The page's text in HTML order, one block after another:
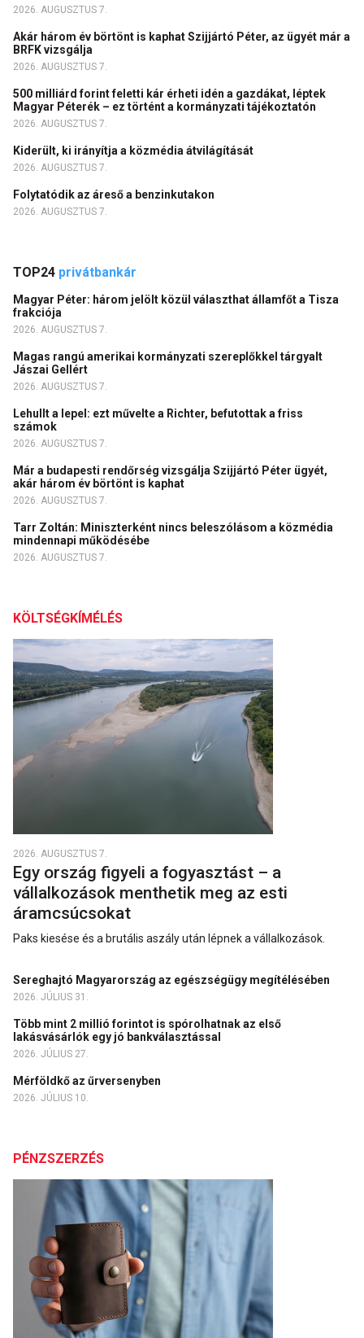
2026. AUGUSZTUS 7.
Akár három év börtönt is kaphat Szijjártó Péter, az ügyét már a
BRFK vizsgálja
2026. AUGUSZTUS 7.
500 milliárd forint feletti kár érheti idén a gazdákat, léptek
Magyar Péterék – ez történt a kormányzati tájékoztatón
2026. AUGUSZTUS 7.
Kiderült, ki irányítja a közmédia átvilágítását
2026. AUGUSZTUS 7.
Folytatódik az áreső a benzinkutakon
2026. AUGUSZTUS 7.
TOP24 privátbankár
Magyar Péter: három jelölt közül választhat államfőt a Tisza
frakciója
2026. AUGUSZTUS 7.
Magas rangú amerikai kormányzati szereplőkkel tárgyalt
Jászai Gellért
2026. AUGUSZTUS 7.
Lehullt a lepel: ezt művelte a Richter, befutottak a friss
számok
2026. AUGUSZTUS 7.
Már a budapesti rendőrség vizsgálja Szijjártó Péter ügyét,
akár három év börtönt is kaphat
2026. AUGUSZTUS 7.
Tarr Zoltán: Miniszterként nincs beleszólásom a közmédia
mindennapi működésébe
2026. AUGUSZTUS 7.
KÖLTSÉGKÍMÉLÉS
2026. AUGUSZTUS 7.
Egy ország figyeli a fogyasztást – a
vállalkozások menthetik meg az esti
áramcsúcsokat
Paks kiesése és a brutális aszály után lépnek a vállalkozások.
Sereghajtó Magyarország az egészségügy megítélésében
2026. JÚLIUS 31.
Több mint 2 millió forintot is spórolhatnak az első
lakásvásárlók egy jó bankválasztással
2026. JÚLIUS 27.
Mérföldkő az űrversenyben
2026. JÚLIUS 10.
PÉNZSZERZÉS